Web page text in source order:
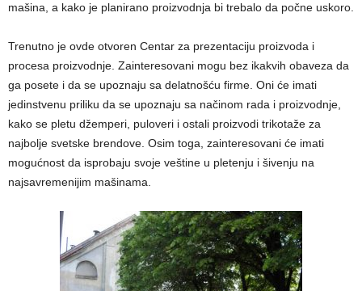
mašina, a kako je planirano proizvodnja bi trebalo da počne uskoro.
Trenutno je ovde otvoren Centar za prezentaciju proizvoda i
procesa proizvodnje. Zainteresovani mogu bez ikakvih obaveza da
ga posete i da se upoznaju sa delatnošću firme. Oni će imati
jedinstvenu priliku da se upoznaju sa načinom rada i proizvodnje,
kako se pletu džemperi, puloveri i ostali proizvodi trikotaže za
najbolje svetske brendove. Osim toga, zainteresovani će imati
mogućnost da isprobaju svoje veštine u pletenju i šivenju na
najsavremenijim mašinama.